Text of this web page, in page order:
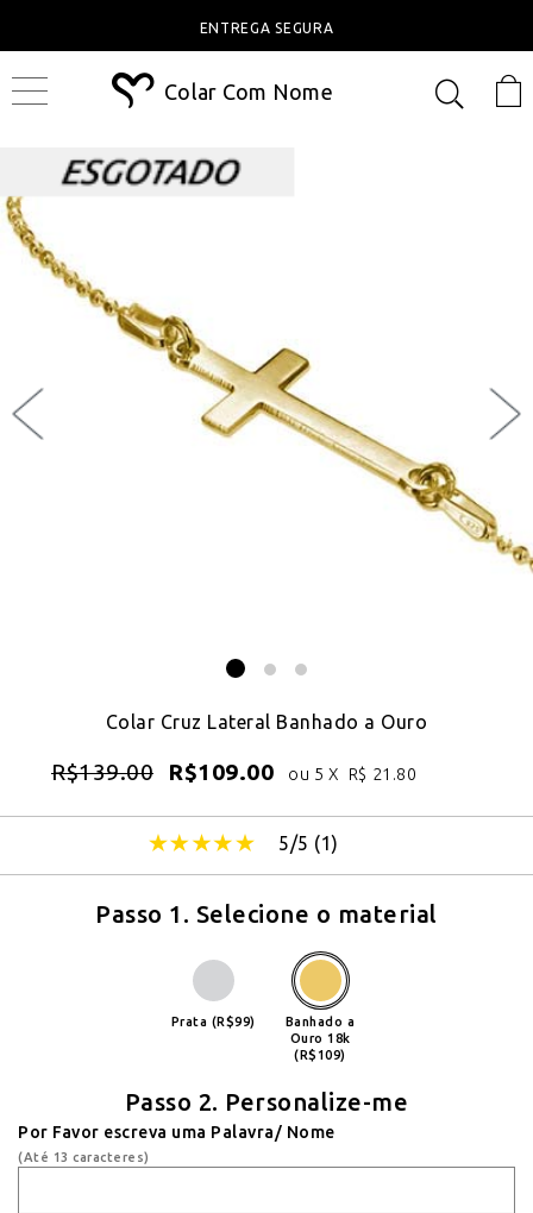
ENTREGA SEGURA
Colar Com Nome
Colar Cruz Lateral Banhado a Ouro
R$139.00 R$109.00 ou 5 X R$ 21.80
5/5 (1)
Passo 1. Selecione o material
Prata (R$99)
Banhado a
Ouro 18k
(R$109)
Passo 2. Personalize-me
Por Favor escreva uma Palavra/ Nome
(Até 13 caracteres)